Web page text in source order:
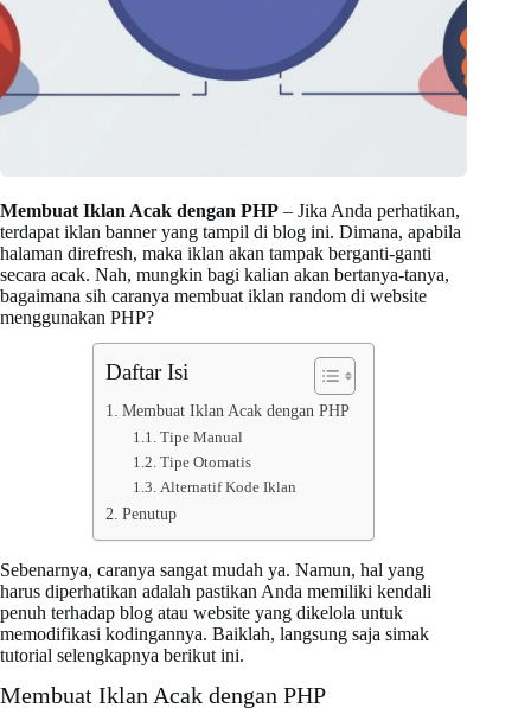
Membuat Iklan Acak dengan PHP – Jika Anda perhatikan,
terdapat iklan banner yang tampil di blog ini. Dimana, apabila
halaman direfresh, maka iklan akan tampak berganti-ganti
secara acak. Nah, mungkin bagi kalian akan bertanya-tanya,
bagaimana sih caranya membuat iklan random di website
menggunakan PHP?
Daftar Isi
Membuat Iklan Acak dengan PHP
Tipe Manual
Tipe Otomatis
Alternatif Kode Iklan
Penutup
Sebenarnya, caranya sangat mudah ya. Namun, hal yang
harus diperhatikan adalah pastikan Anda memiliki kendali
penuh terhadap blog atau website yang dikelola untuk
memodifikasi kodingannya. Baiklah, langsung saja simak
tutorial selengkapnya berikut ini.
Membuat Iklan Acak dengan PHP